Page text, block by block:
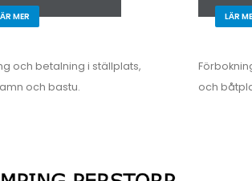
MER
och betalning i ställplats,
och bastu.
LÄR
och